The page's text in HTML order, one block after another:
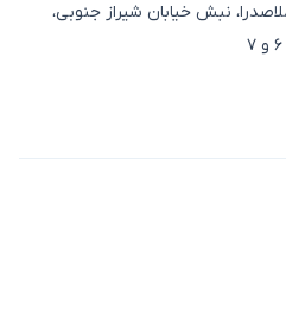
نبش خیابان شیراز جنوبی،